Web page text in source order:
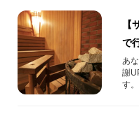
で
ナ
始
あ
謝
す